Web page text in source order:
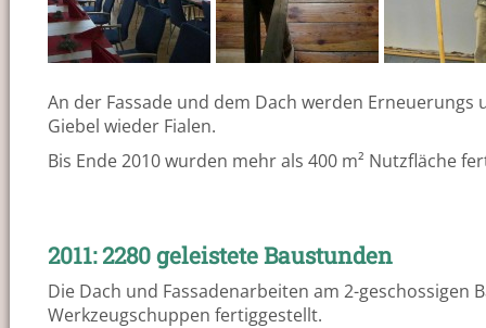
An der Fassade und dem Dach werden
Giebel wieder Fialen.
Bis Ende 2010 wurden mehr als 400 m² Nutzfläche
2011: 2280 geleistete Baustunden
Die Dach und Fassadenarbeiten am 2-
Werkzeugschuppen fertiggestellt.